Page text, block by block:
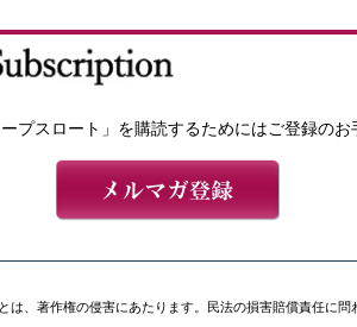
プスロート」を購読するためにはご登録のお
は、著作権の侵害にあたります。民法の損害賠償責任に問